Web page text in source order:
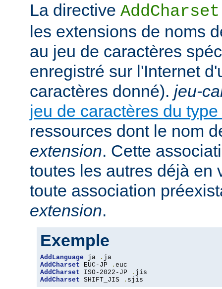
La directive AddCharset
les extensions de noms
au jeu de caractères
enregistré sur l'Internet
caractères donné). jeu-
jeu de caractères du
ressources dont le nom
extension. Cette
toutes les autres déjà en
toute association
extension.
Exemple
AddLanguage ja .
AddCharset EUC-JP .
AddCharset ISO-2022-JP .
AddCharset SHIFT_JIS . sjis